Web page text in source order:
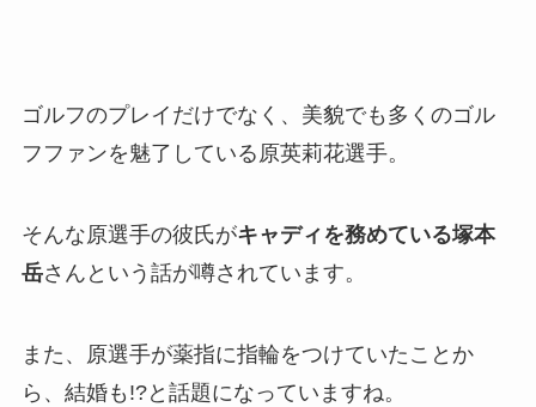
ゴルフのプレイだけでなく、美貌でも多くのゴル
フファンを魅了している原英莉花選手。
そんな原選手の彼氏がキャディを務めている塚本
岳さんという話が噂されています。
また、原選手が薬指に指輪をつけていたことか
ら、結婚も!?と話題になっていますね。